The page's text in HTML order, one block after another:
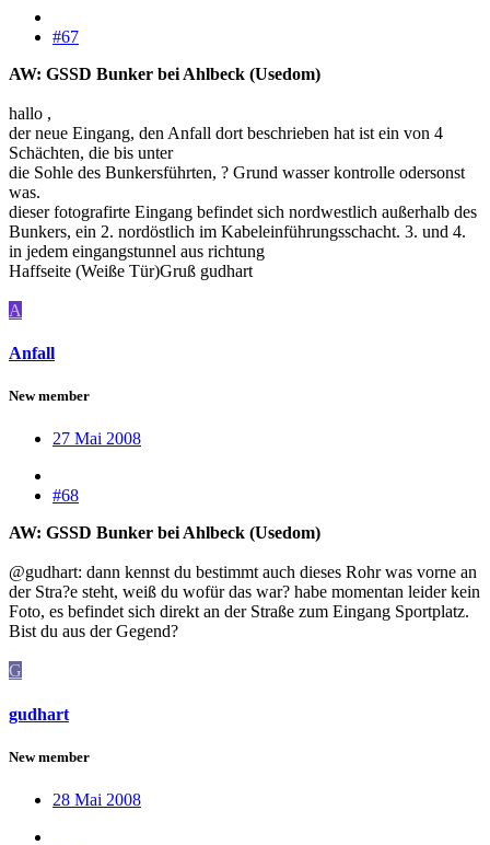
#67
AW: GSSD Bunker bei Ahlbeck (Usedom)
hallo ,
der neue Eingang, den Anfall dort beschrieben hat ist ein von 4
Schächten, die bis unter
die Sohle des Bunkersführten, ? Grund wasser kontrolle odersonst
was.
dieser fotografirte Eingang befindet sich nordwestlich außerhalb des
Bunkers, ein 2. nordöstlich im Kabeleinführungsschacht. 3. und 4.
in jedem eingangstunnel aus richtung
Haffseite (Weiße Tür)Gruß gudhart
A
Anfall
New member
27 Mai 2008
#68
AW: GSSD Bunker bei Ahlbeck (Usedom)
@gudhart: dann kennst du bestimmt auch dieses Rohr was vorne an
der Stra?e steht, weiß du wofür das war? habe momentan leider kein
Foto, es befindet sich direkt an der Straße zum Eingang Sportplatz.
Bist du aus der Gegend?
G
gudhart
New member
28 Mai 2008